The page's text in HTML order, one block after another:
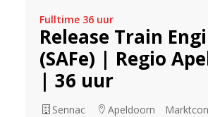
Fulltime 36 uur
Release Train
(SAFe) | Regio
| 36 uur
Sennac Apeldoorn